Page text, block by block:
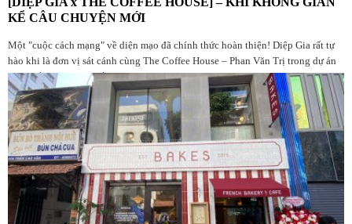
KỂ CÂU CHUYỆN MỚI
Một "cuộc cách mạng" về diện mạo đã chính thức hoàn thiện! Diệp Gia rất tự
hào khi là đơn vị sát cánh cùng The Coffee House – Phan Văn Trị trong dự án
nâng cấp không gian lần này